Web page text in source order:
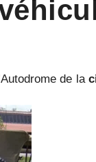
de la